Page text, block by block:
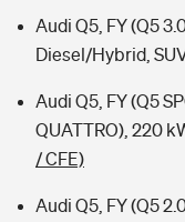
Audi Q5, FY (Q5
Diesel/Hybrid,
Audi Q5, FY (Q5
QUATTRO), 220
/ CFE)
Audi Q5, FY (Q5